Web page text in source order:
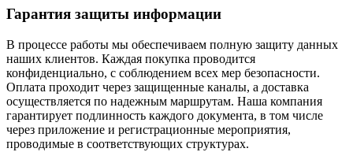
Гарантия защиты информации
В процессе работы мы обеспечиваем полную защиту данных
наших клиентов. Каждая покупка проводится
конфиденциально, с соблюдением всех мер безопасности.
Оплата проходит через защищенные каналы, а доставка
осуществляется по надежным маршрутам. Наша компания
гарантирует подлинность каждого документа, в том числе
через приложение и регистрационные мероприятия,
проводимые в соответствующих структурах.